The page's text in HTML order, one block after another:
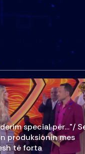
special për…"/
produksionin mes
të forta